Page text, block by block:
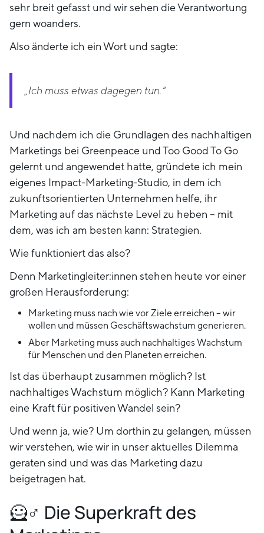
sehr breit gefasst und wir sehen die Verantwortung
gern woanders.
Also änderte ich ein Wort und sagte:
„Ich muss etwas dagegen tun.“
Und nachdem ich die Grundlagen des nachhaltigen
Marketings bei Greenpeace und Too Good To Go
gelernt und angewendet hatte, gründete ich mein
eigenes Impact-Marketing-Studio, in dem ich
zukunftsorientierten Unternehmen helfe, ihr
Marketing auf das nächste Level zu heben – mit
dem, was ich am besten kann: Strategien.
Wie funktioniert das also?
Denn Marketingleiter:innen stehen heute vor einer
großen Herausforderung:
Marketing muss nach wie vor Ziele erreichen – wir
wollen und müssen Geschäftswachstum generieren.
Aber Marketing muss auch nachhaltiges Wachstum
für Menschen und den Planeten erreichen.
Ist das überhaupt zusammen möglich? Ist
nachhaltiges Wachstum möglich? Kann Marketing
eine Kraft für positiven Wandel sein?
Und wenn ja, wie? Um dorthin zu gelangen, müssen
wir verstehen, wie wir in unser aktuelles Dilemma
geraten sind und was das Marketing dazu
beigetragen hat.
🦸♂️ Die Superkraft des